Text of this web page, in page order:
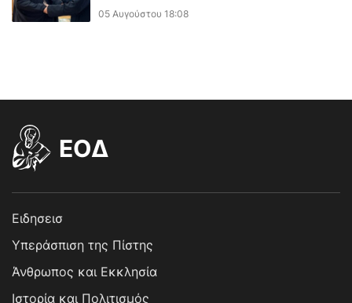
05 Αυγούστου 18:08
EOΔ
Ειδησεισ
Υπεράσπιση της Πίστης
Άνθρωπος και Εκκλησία
Ιστορία και Πολιτισμός